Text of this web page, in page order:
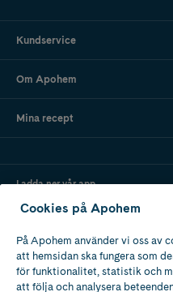
Kundservice
Om Apohem
Mina recept
Ladda ner vår app
Apotek med tillstånd
Cookies på Apohem
På Apohem använder vi oss av
att hemsidan ska fungera som
för funktionalitet, statistik och
att följa och analysera